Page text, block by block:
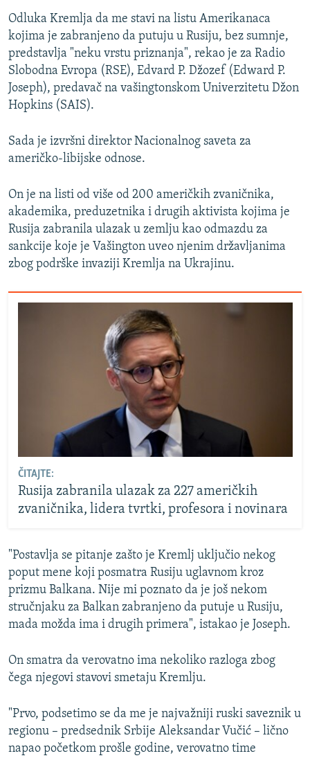
MOJA EVROPA
TRI DECENIJE OD RATA U BIH
SVE KARTE DEJTONA
NASTANAK I RASPAD JUGOSLAVIJE
Odluka Kremlja da me stavi na listu Amerikanaca
kojima je zabranjeno da putuju u Rusiju, bez sumnje,
predstavlja "neku vrstu priznanja", rekao je za Radio
Slobodna Evropa (RSE), Edvard P. Džozef (Edward P.
Joseph), predavač na vašingtonskom Univerzitetu Džon
Hopkins (SAIS).
Sada je izvršni direktor Nacionalnog saveta za
američko-libijske odnose.
On je na listi od više od 200 američkih zvaničnika,
akademika, preduzetnika i drugih aktivista kojima je
Rusija zabranila ulazak u zemlju kao odmazdu za
sankcije koje je Vašington uveo njenim državljanima
zbog podrške invaziji Kremlja na Ukrajinu.
ČITAJTE:
Rusija zabranila ulazak za 227 američkih
zvaničnika, lidera tvrtki, profesora i novinara
"Postavlja se pitanje zašto je Kremlj uključio nekog
poput mene koji posmatra Rusiju uglavnom kroz
prizmu Balkana. Nije mi poznato da je još nekom
stručnjaku za Balkan zabranjeno da putuje u Rusiju,
mada možda ima i drugih primera", istakao je Joseph.
On smatra da verovatno ima nekoliko razloga zbog
čega njegovi stavovi smetaju Kremlju.
"Prvo, podsetimo se da me je najvažniji ruski saveznik u
regionu – predsednik Srbije Aleksandar Vučić – lično
napao početkom prošle godine, verovatno time